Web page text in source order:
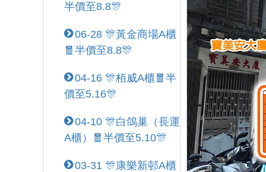
半價至8.8🎊
06-28 🎊黃金商場A櫃
🧧半價至8.8🎊
04-16 🎊栢威A櫃🧧半
價至5.16🎊
04-10 🎊白鴿巢（長運
A櫃）🧧半價至5.10🎊
03-31 🎊康樂新邨A櫃